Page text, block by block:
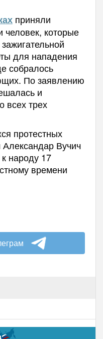
приняли
человек, которые
для нападения
собралось
По заявлению
и
всех трех
протестных
Вучич
народу 17
времени